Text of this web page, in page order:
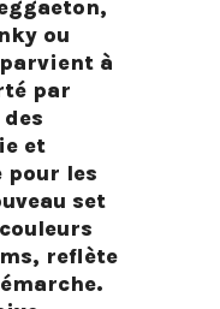
ou
à
par
et
pour les
set
reflète